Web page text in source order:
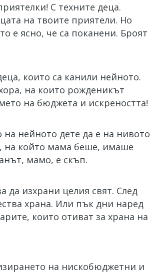
С техните деца.
на твоите приятели. Но
е ясно, че са поканени. Броят
които са канили нейното.
на които рожденикът
на бюджета и искреността!
нейното дете да е на нивото
на който мама беше, имаше
мамо, е скъп.
да изхрани целия свят. След
храна. Или пък дни наред
които отиват за храна на
на нискобюджетни и